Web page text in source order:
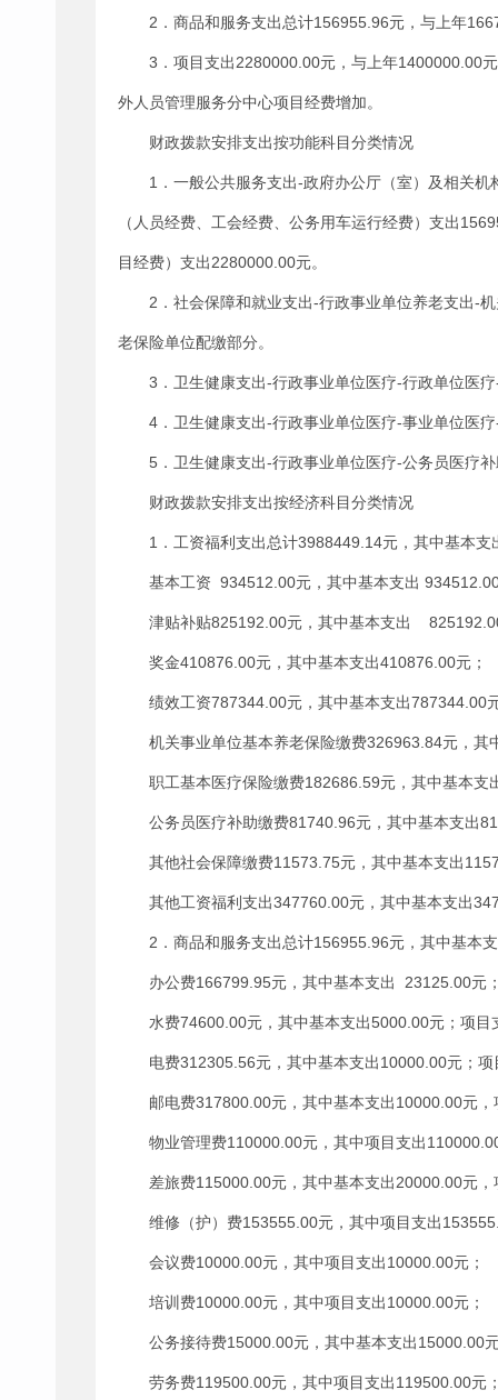
2．商品和服务支出总计156955.96元，与上年
3．项目支出2280000.00元，与上年1400000.00
外人员管理服务分中心项目经费增加。
财政拨款安排支出按功能科目分类情况
1．一般公共服务支出-政府办公厅（室）及相关
（人员经费、工会经费、公务用车运行经费）支出
目经费）支出2280000.00元。
2．社会保障和就业支出-行政事业单位养老支出-
老保险单位配缴部分。
3．卫生健康支出-行政事业单位医疗-行政单位医
4．卫生健康支出-行政事业单位医疗-事业单位医
5．卫生健康支出-行政事业单位医疗-公务员医疗
财政拨款安排支出按经济科目分类情况
1．工资福利支出总计3988449.14元，其中基本
基本工资 934512.00元，其中基本支出
津贴补贴825192.00元，其中基本支出
奖金410876.00元，其中基本支出410876.00元；
绩效工资787344.00元，其中基本支出787344.00
机关事业单位基本养老保险缴费326963.84元，其
职工基本医疗保险缴费182686.59元，其中基本
公务员医疗补助缴费81740.96元，其中基本支出
其他社会保障缴费11573.75元，其中基本支出
其他工资福利支出347760.00元，其中基本支出
2．商品和服务支出总计156955.96元，其中基本
办公费166799.95元，其中基本支出 23125.00元
水费74600.00元，其中基本支出5000.00元；项目
电费312305.56元，其中基本支出10000.00元；
邮电费317800.00元，其中基本支出10000.00
物业管理费110000.00元，其中项目支出
差旅费115000.00元，其中基本支出20000.00元
维修（护）费153555.00元，其中项目支出
会议费10000.00元，其中项目支出10000.00元；
培训费10000.00元，其中项目支出10000.00元；
公务接待费15000.00元，其中基本支出15000.00
劳务费119500.00元，其中项目支出119500.00元